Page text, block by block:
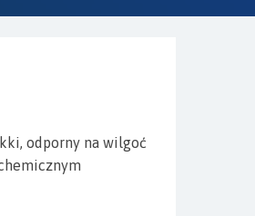
odporny na wilgoć